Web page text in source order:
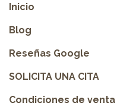
Inicio
Blog
Reseñas Google
SOLICITA UNA CITA
Condiciones de venta